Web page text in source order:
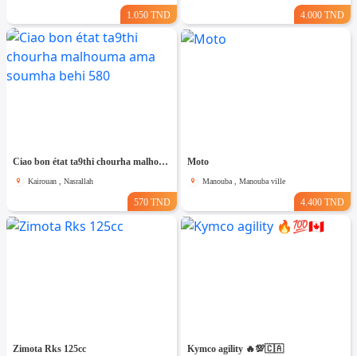
1.050 TND 4.000 TND
Ciao bon état ta9thi chourha malhouma ama soumha behi 580
Kairouan , Nasrallah
570 TND
Moto
Manouba , Manouba ville
4.400 TND
Zimota Rks 125cc Kymco agility 🔥💯🇨🇦